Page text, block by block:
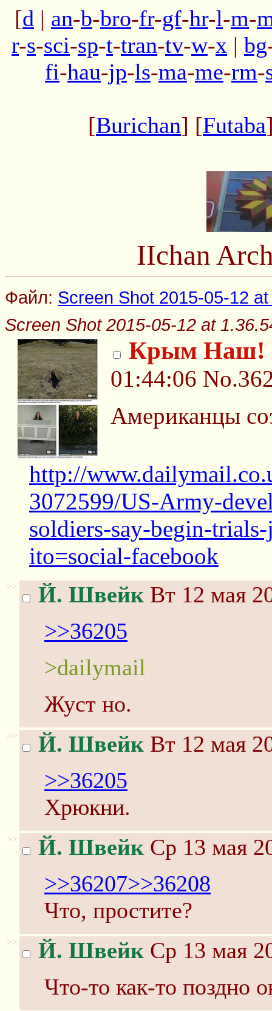
[d | an-b-bro-fr-gf-hr-l-m-
r-s-sci-sp-t-tran-tv-w-x | bg
fi-hau-jp-ls-ma-me-rm-
[Burichan] [Futaba
IIchan
Файл: Screen Shot 2015-05-12
Screen Shot 2015-05-12 at
Крым Наш!
01:44:06
Американцы
http://
3072599/US-Army-
soldiers-say-begin-
ito=social-facebook
>> Й. Швейк Вт 12 мая
>>36205
>dailymail
Жуст но.
>> Й. Швейк Вт 12 мая
>>36205
Хрюкни.
>> Й. Швейк Ср 13 мая
>>36207>>36208
Что, простите?
>> Й. Швейк Ср 13 мая
Что-то как-то поздно